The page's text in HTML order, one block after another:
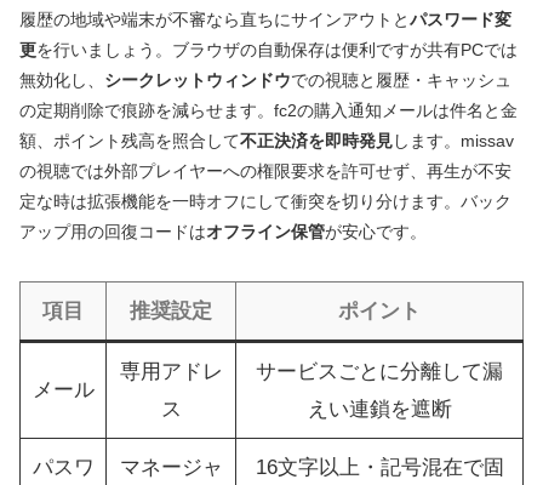
履歴の地域や端末が不審なら直ちにサインアウトとパスワード変
更を行いましょう。ブラウザの自動保存は便利ですが共有PCでは
無効化し、 シークレットウィンドウでの視聴と履歴・キャッシュ
の定期削除で痕跡を減らせます。fc2の購入通知メールは件名と金
額、ポイント残高を照合して不正決済を即時発見します。missav
の視聴では外部プレイヤーへの権限要求を許可せず、再生が不安
定な時は拡張機能を一時オフにして衝突を切り分けます。バック
アップ用の回復コードはオフライン保管が安心です。
項目 推奨設定 ポイント
メール
専用アドレ
ス
サービスごとに分離して漏
えい連鎖を遮断
パスワ
マネージャ
16文字以上・記号混在で固